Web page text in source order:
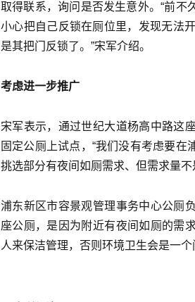
取得联系，询问是否发生意外。“前
小心把自己反锁在厕位里，发现无法
是其把门反锁了。”宋军介绍。
考虑进一步推广
宋军表示，通过世纪大道杨高中路这
固定公厕上试点，“我们没有考虑要
挑选部分有夜间如厕需求、但需求量
浦东新区市容景观管理事务中心公厕
座公厕，是因为附近有夜间如厕的需
人来保洁管理，否则环境卫生会是一个